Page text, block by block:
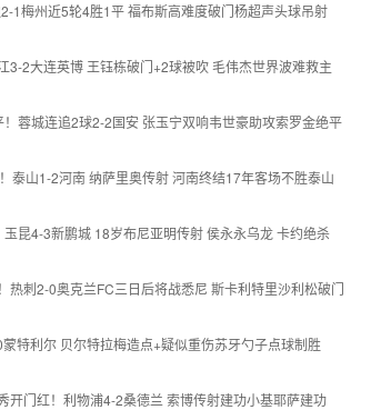
1梅州近5轮4胜1平 福布斯高难度破门杨超声头球吊射
3-2大连英博 王钰栋破门+2球被吹 毛伟杰世界波难救主
蓉城连追2球2-2国安 张玉宁双响韦世豪助攻索罗金绝平
泰山1-2河南 纳萨里奥传射 河南终结17年客场不胜泰山
昆4-3新鹏城 18岁布尼亚明传射 侯永永乌龙 卡约绝杀
热刺2-0奥克兰FC三日后将战悉尼 斯卡利特里沙利松破门
特利尔 贝尔特拉梅造点+疑似重伤苏牙勺子点球制胜
开门红！利物浦4-2桑德兰 索博传射建功小基耶萨建功